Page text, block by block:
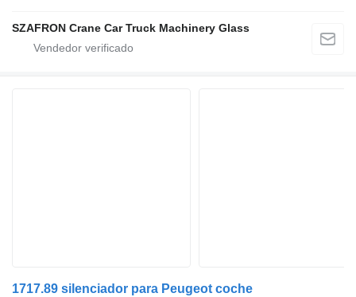
SZAFRON Crane Car Truck Machinery Glass
1717.89 silenciador para Peugeot coche